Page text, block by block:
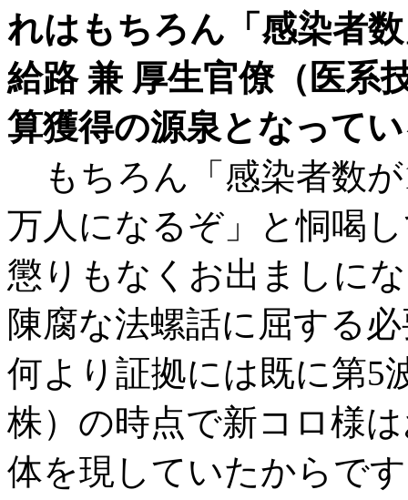
れはもちろん「感染者
給路 兼 厚生官僚（医系
算獲得の源泉となって
もちろん「感染者数が
万人になるぞ」と恫喝
懲りもなくお出ましに
陳腐な法螺話に屈する
何より証拠には既に第
株）の時点で新コロ様
体を現していたからで